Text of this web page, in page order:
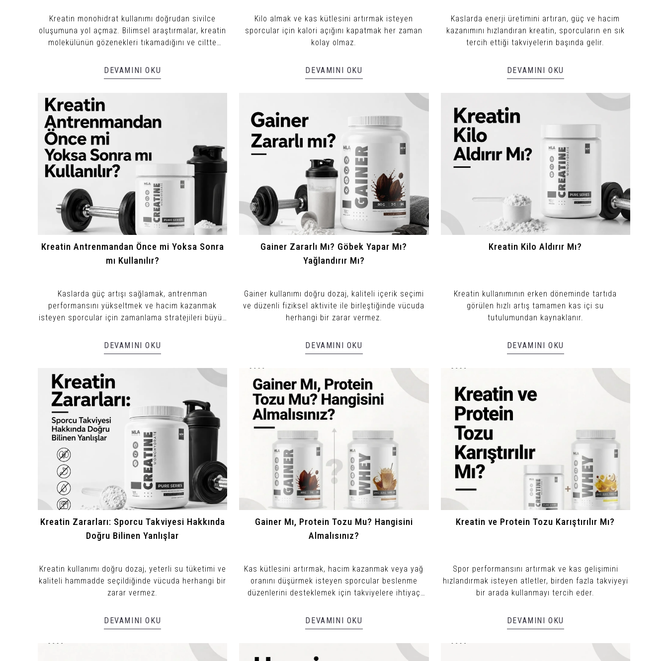
Kreatin monohidrat kullanımı doğrudan sivilce
oluşumuna yol açmaz. Bilimsel araştırmalar, kreatin
molekülünün gözenekleri tıkamadığını ve ciltte
DEVAMINI OKU
Kilo almak ve kas kütlesini artırmak isteyen
sporcular için kalori açığını kapatmak her zaman
kolay olmaz.
DEVAMINI OKU
Kaslarda enerji üretimini artıran, güç ve hacim
kazanımını hızlandıran kreatin, sporcuların en sık
tercih ettiği takviyelerin başında gelir.
DEVAMINI OKU
Kreatin Antrenmandan Önce mi Yoksa Sonra
mı Kullanılır?
Kaslarda güç artışı sağlamak, antrenman
performansını yükseltmek ve hacim kazanmak
isteyen sporcular için zamanlama stratejileri büyük
DEVAMINI OKU
Gainer Zararlı Mı? Göbek Yapar Mı?
Yağlandırır Mı?
Gainer kullanımı doğru dozaj, kaliteli içerik seçimi
ve düzenli fiziksel aktivite ile birleştiğinde vücuda
herhangi bir zarar vermez.
DEVAMINI OKU
Kreatin Kilo Aldırır Mı?
Kreatin kullanımının erken döneminde tartıda
görülen hızlı artış tamamen kas içi su
tutulumundan kaynaklanır.
DEVAMINI OKU
Kreatin Zararları: Sporcu Takviyesi Hakkında
Doğru Bilinen Yanlışlar
Kreatin kullanımı doğru dozaj, yeterli su tüketimi ve
kaliteli hammadde seçildiğinde vücuda herhangi bir
zarar vermez.
DEVAMINI OKU
Gainer Mı, Protein Tozu Mu? Hangisini
Almalısınız?
Kas kütlesini artırmak, hacim kazanmak veya yağ
oranını düşürmek isteyen sporcular beslenme
düzenlerini desteklemek için takviyelere ihtiyaç
DEVAMINI OKU
Kreatin ve Protein Tozu Karıştırılır Mı?
Spor performansını artırmak ve kas gelişimini
hızlandırmak isteyen atletler, birden fazla takviyeyi
bir arada kullanmayı tercih eder.
DEVAMINI OKU